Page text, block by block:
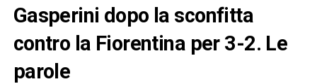
Gasperini dopo la sconfitta
contro la Fiorentina per 3-2. Le
parole